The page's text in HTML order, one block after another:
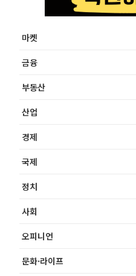
마켓
금융
부동산
산업
경제
국제
정치
사회
오피니언
문화·라이프